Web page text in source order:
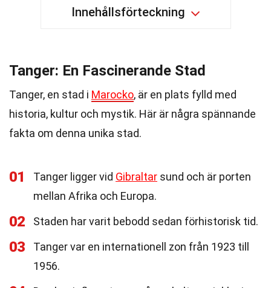
Innehållsförteckning
Tanger: En Fascinerande Stad
Tanger, en stad i Marocko, är en plats fylld med
historia, kultur och mystik. Här är några spännande
fakta om denna unika stad.
01 Tanger ligger vid Gibraltar sund och är porten
mellan Afrika och Europa.
02 Staden har varit bebodd sedan förhistorisk tid.
03
Tanger var en internationell zon från 1923 till
1956.